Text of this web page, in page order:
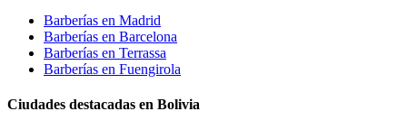
Barberías en Madrid
Barberías en Barcelona
Barberías en Terrassa
Barberías en Fuengirola
Ciudades destacadas en Bolivia